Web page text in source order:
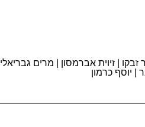
| זיוית אברמסון | מרים גבריאלי
| יוסף כרמון